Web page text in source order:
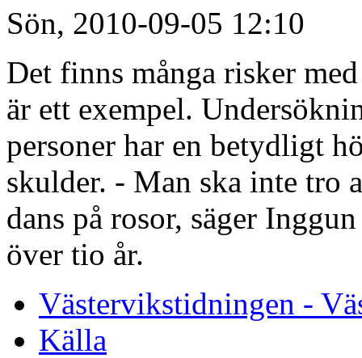
Sön, 2010-09-05 12:10
Det finns många risker
är ett exempel.
personer har en betydligt
skulder. - Man ska inte tro
dans på rosor, säger
över tio år.
Västervikstidningen -
Källa